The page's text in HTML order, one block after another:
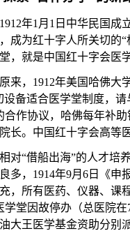
1912年1月1日中华民国成
成为红十字人所关切的“
，就是中国红十字会医
原来， 1912年美国哈佛大
设备适合医学堂制度，
合作协议，哈佛每年补
长。中国红十字会高等
相对“借船出海”的人才培
多，1914年9月6日《申
，所有医药、仪器、课
学堂因故停办（总医院
大王医学基金资助分别